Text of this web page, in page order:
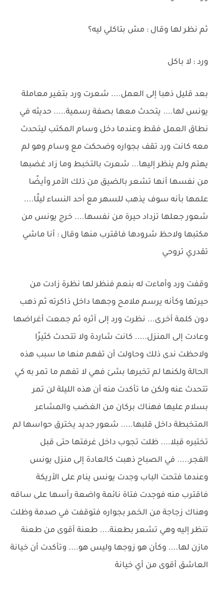
ثم نظر لها وقال : مش بتاكلي ليه؟
ورد : لا باكل
بعد قليل ذهبا إلى العمل.... شعرت ورد بتغير معاملة
يونس لها.... يتحدث معها بصفة رسمية..... حديثه في
نطاق العمل فقط وعندما دخل وسام المكتب ليتحدث
معه كانت ورد تقف بجواره وضحكت مع وسام وهو لم
يهتم ولم ينظر إليها... شعرت بالتخبط وما زاد غضبها
من نفسها أنها تشعر بالضيق من ذلك الأمر وأيضًا
علمها بأنه سوف يذهب للسهر مع أحد النساء ليلًا....
شعور جعلها تزداد حيرة من نفسها.... خرج يونس من
مكتبها ولاحظ شرودها فاقترب منها وقال : أنا ماشي
تقدري تروحي
وقفت ورد وأماءت له بنعم فنظر لها نظرة زادت من
حيرتها وكأنه يرسم ملامح وجهها داخل ذاكرته ثم ذهب
دون كلمة أخرى... نظرت ورد إلى آثره ثم جمعت أغراضها
وعادت إلى المنزل..... كانت شاردة ولا تتحدث كثيرًا
ولاحظت ندى ذلك وحاولت أن تفهم منها ما سبب هذه
الحالة ولكنها لم تخبرها بشئ فهي لا تفهم ما تمر به كي
تتحدث عنه ولكن ما تأكدت منه أن هذه الليلة لن تمر
بسلام عليها فهناك بركان من الغضب والمشاعر
المتخبطة داخل قلبها..... شعور جديد يخترق حواسها لم
تختبره قبلا.... ظلت تجوب داخل غرفتها حتى قبل
الفجر..... في الصباح ذهبت كالعادة إلى منزل يونس
وعندما فتحت الباب وجدت يونس ينام على الأريكة
فاقترب منه فوجدت فتاة نائمة واضعة رأسها على ساقه
وهناك زجاجة من الخمر بجواره فتوقفت في صدمة وظلت
تنظر إليه وهي تشعر بطعنة.... طعنة أقوى من طعنة
مازن لها.... وكأن هو زوجها وليس هو.... وتأكدت أن خيانة
العاشق أقوى من أي خيانة